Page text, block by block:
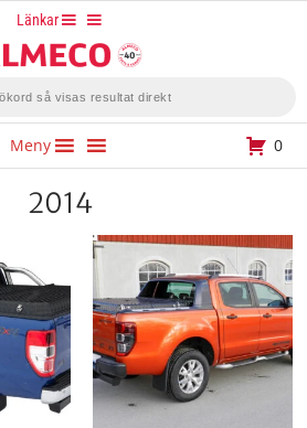
Länkar
Meny 0
2014
till
kr
27900 kr
till
28900 kr